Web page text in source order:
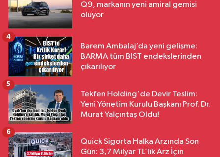
Q9, markanın yeni amiral gemisi
oluyor
Barem Ambalaj’da yeni gelişme:
BARMA tüm BIST endekslerinden
çıkarılıyor
4
Tekfen Holding'de Devir Teslim:
Yeni Yönetim Kurulu Başkanı Prof. Dr.
Murat Yalçıntaş Oldu!
5
Quick Sigorta Halka Arzında Son
Gün: 3,7 Milyar TL’lik Arz İçin
6